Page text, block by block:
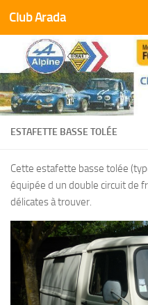
Skip to content
Club Arada
ESTAFETTE BASSE TOLÉE
Cette estafette basse tolée
équipée d un double circuit de
délicates à trouver.